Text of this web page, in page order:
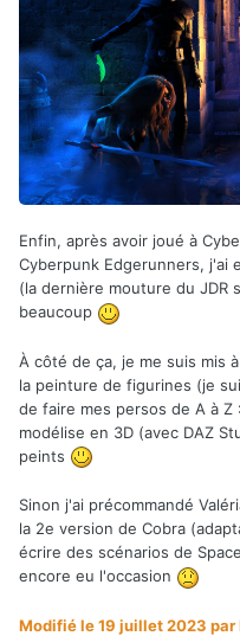
Enfin, après avoir joué à
Cyberpunk Edgerunners, j'ai
(la dernière mouture du JDR
beaucoup
À côté de ça, je me suis mis
la peinture de figurines (je
de faire mes persos de A à Z
modélise en 3D (avec DAZ
peints
Sinon j'ai précommandé
la 2e version de Cobra
écrire des scénarios de
encore eu l'occasion
Modifiéle 19 juillet 2023 par